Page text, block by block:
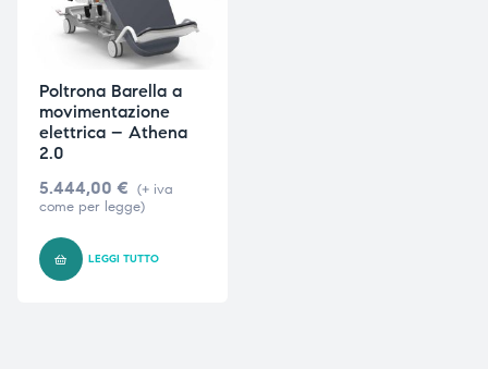
Poltrona Barella a
movimentazione
elettrica – Athena
2.0
5.444,00 € (+ iva
come per legge)
LEGGI TUTTO